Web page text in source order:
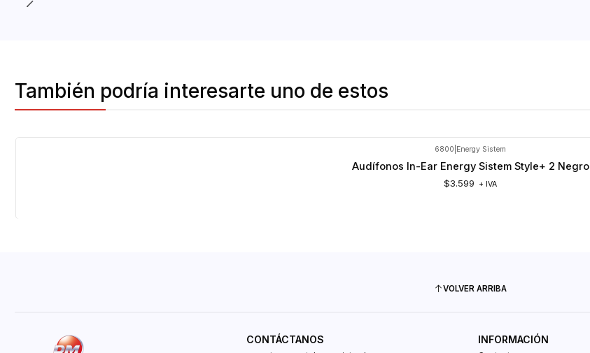
También podría interesarte uno de estos
6800 Energy Sistem
Audífonos In-Ear Energy Sistem Style+ 2 Negro
$3.599 + IVA
VOLVER ARRIBA
CONTÁCTANOS INFORMACIÓN